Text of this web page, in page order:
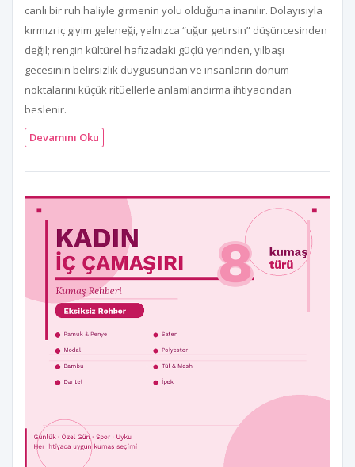
canlı bir ruh haliyle girmenin yolu olduğuna inanılır. Dolayısıyla
kırmızı iç giyim geleneği, yalnızca “uğur getirsin” düşüncesinden
değil; rengin kültürel hafızadaki güçlü yerinden, yılbaşı
gecesinin belirsizlik duygusundan ve insanların dönüm
noktalarını küçük ritüellerle anlamlandırma ihtiyacından
beslenir.
Devamını Oku